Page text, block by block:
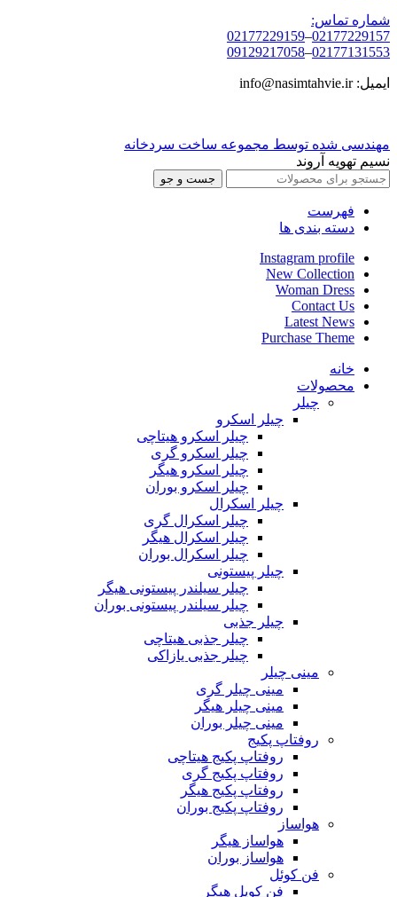
شماره تماس:
02177229157
–
02177229159
02177131553
–
09129217058
ایمیل: info@nasimtahvie.ir
مهندسی شده توسط مجموعه ساخت سردخانه
نسیم تهویه آروند
جست و جو
فهرست
دسته بندی ها
Instagram profile
New Collection
Woman Dress
Contact Us
Latest News
Purchase Theme
خانه
محصولات
چیلر
چیلر اسکرو
چیلر اسکرو هیتاچی
چیلر اسکرو گری
چیلر اسکرو هیگر
چیلر اسکرو بوران
چیلر اسکرال
چیلر اسکرال گری
چیلر اسکرال هیگر
چیلر اسکرال بوران
چیلر پیستونی
چیلر سیلندر پیستونی هیگر
چیلر سیلندر پیستونی بوران
چیلر جذبی
چیلر جذبی هیتاچی
چیلر جذبی یازاکی
مینی چیلر
مینی چیلر گری
مینی چیلر هیگر
مینی چیلر بوران
روفتاپ پکیج
روفتاپ پکیج هیتاچی
روفتاپ پکیج گری
روفتاپ پکیج هیگر
روفتاپ پکیج بوران
هواساز
هواساز هیگر
هواساز بوران
فن کوئل
فن کویل هیگر